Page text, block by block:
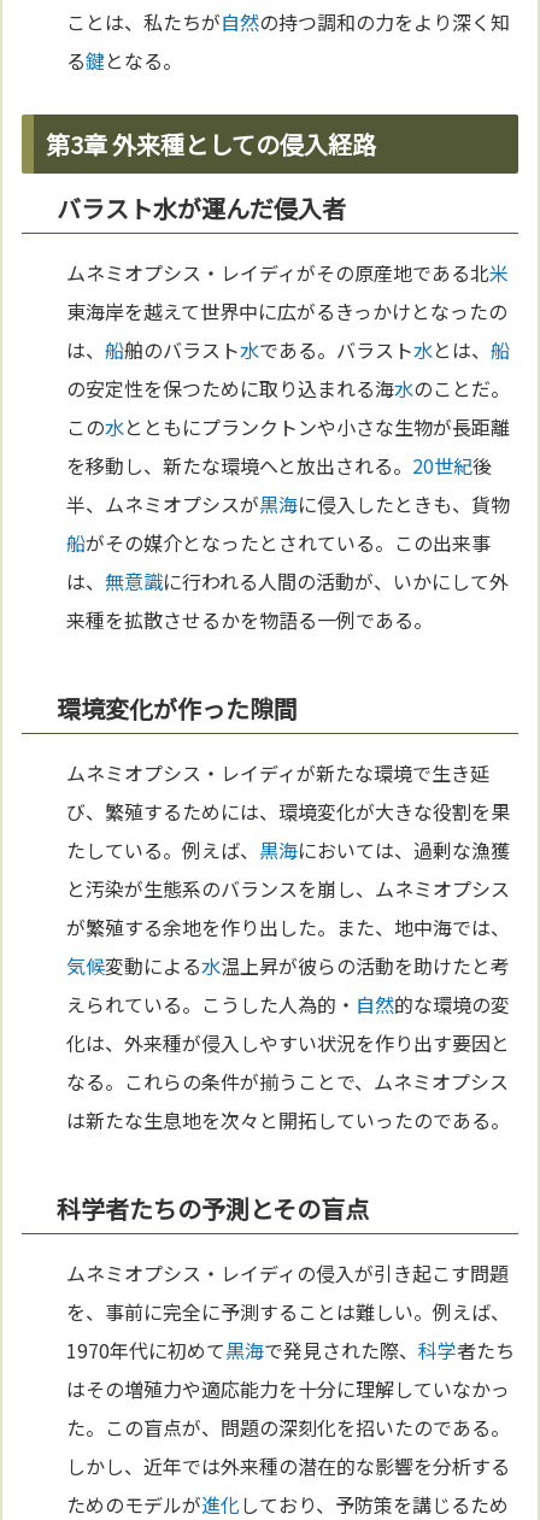
ことは、私たちが自然の持つ調和の力をより深く知
る鍵となる。
第3章 外来種としての侵入経路
バラスト水が運んだ侵入者
ムネミオプシス・レイディがその原産地である北米
東海岸を越えて世界中に広がるきっかけとなったの
は、船舶のバラスト水である。バラスト水とは、船
の安定性を保つために取り込まれる海水のことだ。
この水とともにプランクトンや小さな生物が長距離
を移動し、新たな環境へと放出される。 20世紀後
半、ムネミオプシスが黒海に侵入したときも、貨物
船がその媒介となったとされている。この出来事
は、無意識に行われる人間の活動が、いかにして外
来種を拡散させるかを物語る一例である。
環境変化が作った隙間
ムネミオプシス・レイディが新たな環境で生き延
び、繁殖するためには、環境変化が大きな役割を果
たしている。例えば、 黒海においては、過剰な漁獲
と汚染が生態系のバランスを崩し、ムネミオプシス
が繁殖する余地を作り出した。また、地中海では、
気候変動による水温上昇が彼らの活動を助けたと考
えられている。こうした人為的・ 自然的な環境の変
化は、外来種が侵入しやすい状況を作り出す要因と
なる。これらの条件が揃うことで、ムネミオプシス
は新たな生息地を次々と開拓していったのである。
科学者たちの予測とその盲点
ムネミオプシス・レイディの侵入が引き起こす問題
を、事前に完全に予測することは難しい。例えば、
1970年代に初めて黒海で発見された際、科学者たち
はその増殖力や適応能力を十分に理解していなかっ
た。この盲点が、問題の深刻化を招いたのである。
しかし、近年では外来種の潜在的な影響を分析する
ためのモデルが進化しており、予防策を講じるため